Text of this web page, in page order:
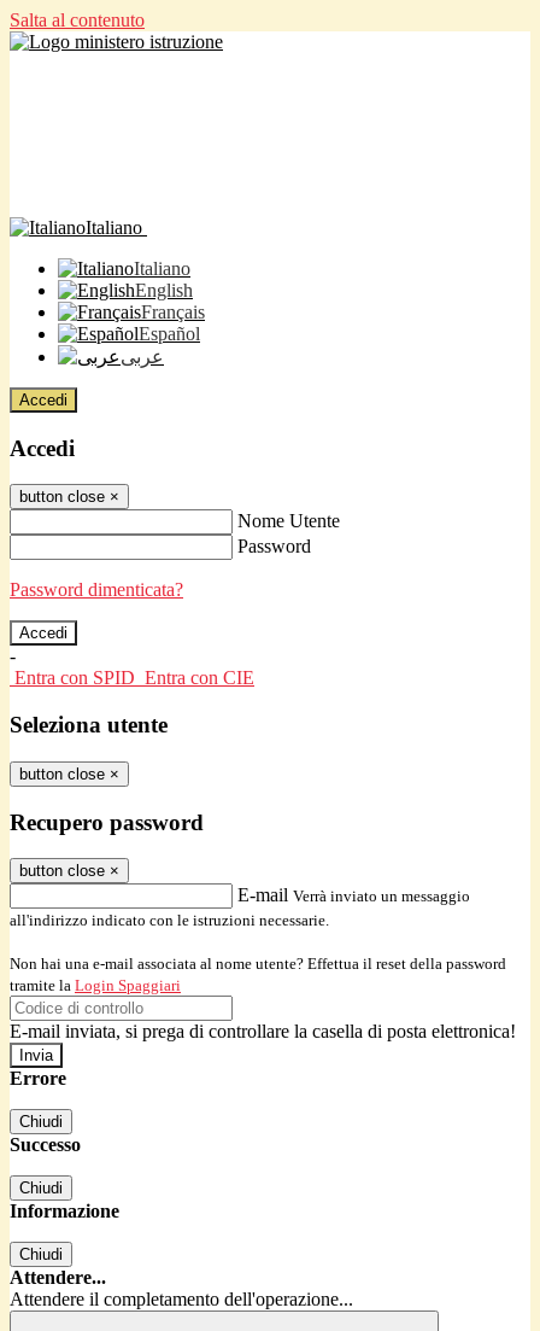
Salta al contenuto
Italiano
Italiano
English
Français
Español
عربى
Accedi
Accedi
button close ×
Nome Utente
Password
Password dimenticata?
-
Entra con SPID Entra con CIE
Seleziona utente
button close ×
Recupero password
button close ×
E-mail Verrà inviato un messaggio
all'indirizzo indicato con le istruzioni necessarie.
Non hai una e-mail associata al nome utente? Effettua il reset della password
tramite la Login Spaggiari
E-mail inviata, si prega di controllare la casella di posta elettronica!
Errore
Chiudi
Successo
Chiudi
Informazione
Chiudi
Attendere...
Attendere il completamento dell'operazione...